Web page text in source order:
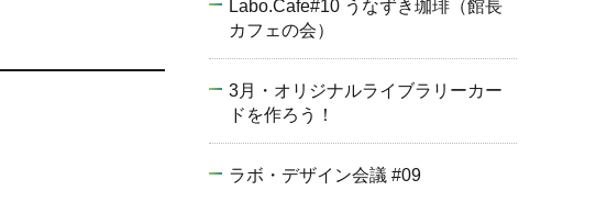
Labo.Cafe#10 うなずき珈琲（館長
カフェの会）
3月・オリジナルライブラリーカー
ドを作ろう！
ラボ・デザイン会議 #09